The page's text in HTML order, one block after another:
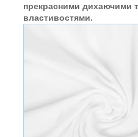
прекрасними дихаючими
властивостями.